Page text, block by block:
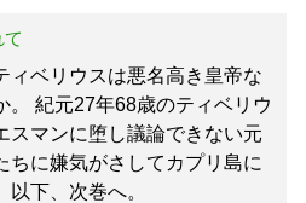
ベリウスは悪名高き皇帝な
。 紀元27年68歳のティベリウ
スマンに堕し議論できない元
ちに嫌気がさしてカプリ島に
以下、次巻へ。